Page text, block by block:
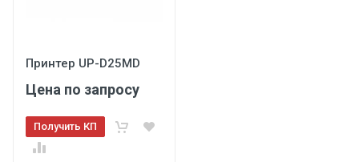
Принтер UP-D25MD
Цена по запросу
Получить КП